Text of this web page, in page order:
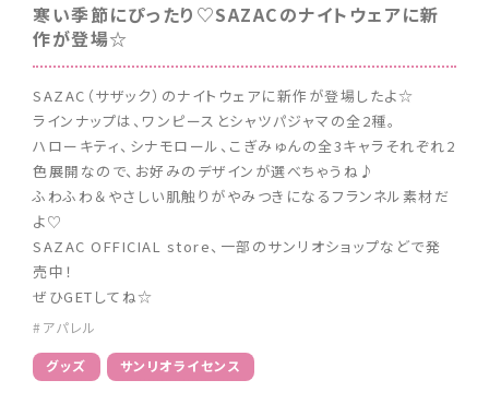
寒い季節にぴったり♡SAZACのナイトウェアに新
作が登場☆
SAZAC（サザック）のナイトウェアに新作が登場したよ☆
ラインナップは、ワンピースとシャツパジャマの全2種。
ハローキティ、シナモロール、こぎみゅんの全3キャラそれぞれ2
色展開なので、お好みのデザインが選べちゃうね♪
ふわふわ＆やさしい肌触りがやみつきになるフランネル素材だ
よ♡
SAZAC OFFICIAL store、一部のサンリオショップなどで発
売中！
ぜひGETしてね☆
#アパレル
グッズ サンリオライセンス